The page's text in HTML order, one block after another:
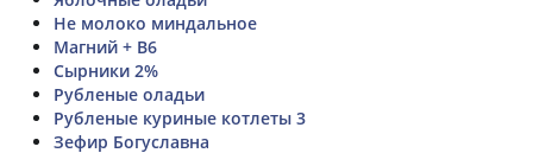
Не молоко миндальное
Магний + В6
Сырники 2%
Рубленые оладьи
Рубленые куриные котлеты 3
Зефир Богуславна